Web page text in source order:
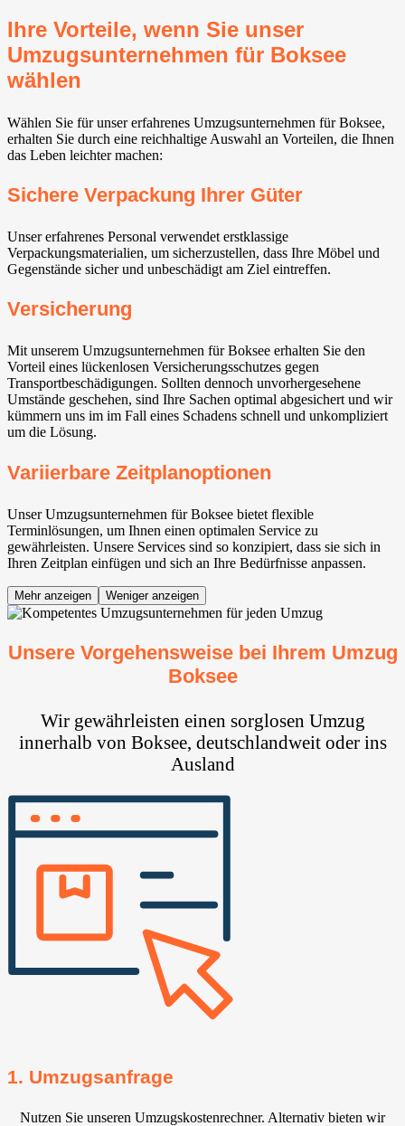
Ihre Vorteile, wenn Sie unser
Umzugsunternehmen für Boksee
wählen
Wählen Sie für unser erfahrenes Umzugsunternehmen für Boksee,
erhalten Sie durch eine reichhaltige Auswahl an Vorteilen, die Ihnen
das Leben leichter machen:
Sichere Verpackung Ihrer Güter
Unser erfahrenes Personal verwendet erstklassige
Verpackungsmaterialien, um sicherzustellen, dass Ihre Möbel und
Gegenstände sicher und unbeschädigt am Ziel eintreffen.
Versicherung
Mit unserem Umzugsunternehmen für Boksee erhalten Sie den
Vorteil eines lückenlosen Versicherungsschutzes gegen
Transportbeschädigungen. Sollten dennoch unvorhergesehene
Umstände geschehen, sind Ihre Sachen optimal abgesichert und wir
kümmern uns im im Fall eines Schadens schnell und unkompliziert
um die Lösung.
Variierbare Zeitplanoptionen
Unser Umzugsunternehmen für Boksee bietet flexible
Terminlösungen, um Ihnen einen optimalen Service zu
gewährleisten. Unsere Services sind so konzipiert, dass sie sich in
Ihren Zeitplan einfügen und sich an Ihre Bedürfnisse anpassen.
Mehr anzeigen Weniger anzeigen
Unsere Vorgehensweise bei Ihrem Umzug
Boksee
Wir gewährleisten einen sorglosen Umzug
innerhalb von Boksee, deutschlandweit oder ins
Ausland
1. Umzugsanfrage
Nutzen Sie unseren Umzugskostenrechner. Alternativ bieten wir